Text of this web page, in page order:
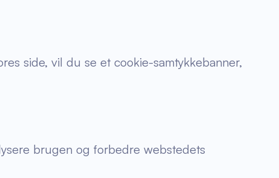
side, vil du se et cookie-samtykke­banner,
brugen og forbedre webstedets